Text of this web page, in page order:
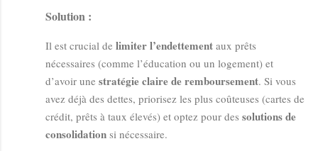
Solution :
Il est crucial de limiter l’endettement aux prêts
nécessaires (comme l’éducation ou un logement) et
d’avoir une stratégie claire de remboursement. Si vous
avez déjà des dettes, priorisez les plus coûteuses (cartes de
crédit, prêts à taux élevés) et optez pour des solutions de
consolidation si nécessaire.